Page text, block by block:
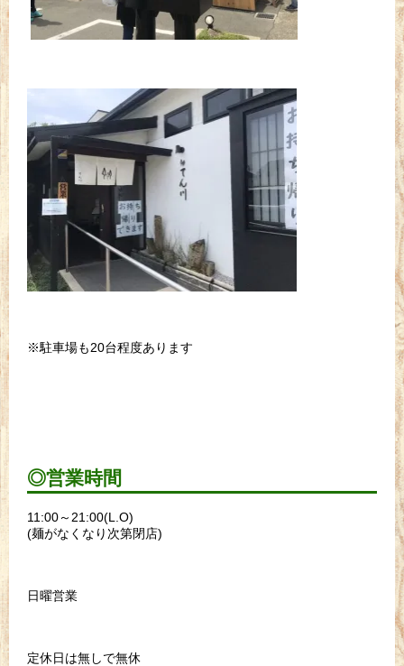
※駐車場も20台程度あります
◎営業時間
11:00～21:00(L.O)
(麺がなくなり次第閉店)
日曜営業
定休日は無しで無休